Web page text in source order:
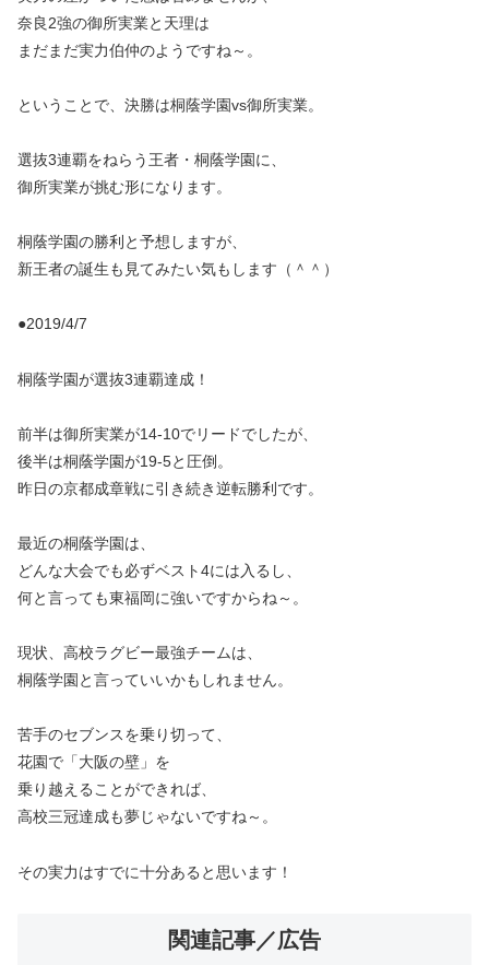
奈良2強の御所実業と天理は
まだまだ実力伯仲のようですね～。
ということで、決勝は桐蔭学園vs御所実業。
選抜3連覇をねらう王者・桐蔭学園に、
御所実業が挑む形になります。
桐蔭学園の勝利と予想しますが、
新王者の誕生も見てみたい気もします（＾＾）
●2019/4/7
桐蔭学園が選抜3連覇達成！
前半は御所実業が14-10でリードでしたが、
後半は桐蔭学園が19-5と圧倒。
昨日の京都成章戦に引き続き逆転勝利です。
最近の桐蔭学園は、
どんな大会でも必ずベスト4には入るし、
何と言っても東福岡に強いですからね～。
現状、高校ラグビー最強チームは、
桐蔭学園と言っていいかもしれません。
苦手のセブンスを乗り切って、
花園で「大阪の壁」を
乗り越えることができれば、
高校三冠達成も夢じゃないですね～。
その実力はすでに十分あると思います！
関連記事／広告